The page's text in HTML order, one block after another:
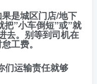
是城区门店/地下
”小车倒短”或”就
去。别等到司机在
工费。
们运输责任就够